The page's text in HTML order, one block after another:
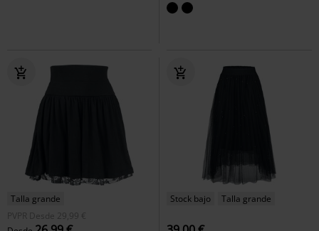
Talla grande
PVPR
Desde 29,99 €
Stock bajo Talla grande